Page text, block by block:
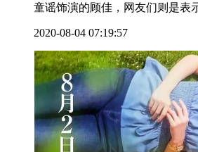
童谣饰演的顾佳，网友们则是表
2020-08-04 07:19:57